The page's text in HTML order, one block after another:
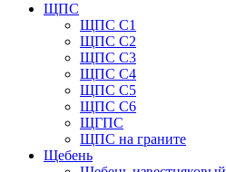
ЩПС
ЩПС С1
ЩПС С2
ЩПС С3
ЩПС С4
ЩПС С5
ЩПС С6
ЩГПС
ЩПС на граните
Щебень